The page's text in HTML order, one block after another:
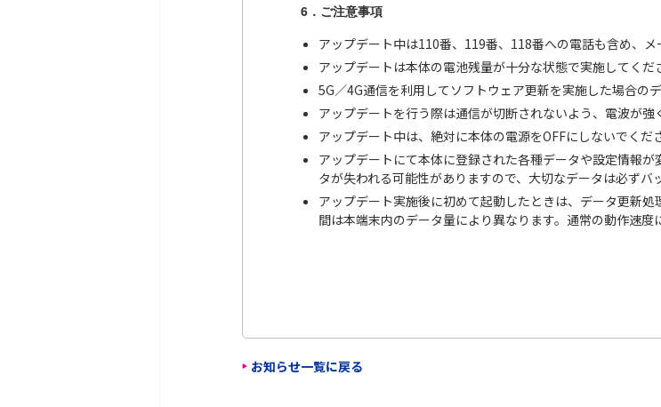
6．ご注意事項
アップデート中は110番、119番、118番への電話も含め、メ
アップデートは本体の電池残量が十分な状態で実施してくだ
5G／4G通信を利用してソフトウェア更新を実施した場合の
アップデートを行う際は通信が切断されないよう、電波が強
アップデート中は、絶対に本体の電源をOFFにしないでくだ
アップデートにて本体に登録された各種データや設定情報
タが失われる可能性がありますので、大切なデータは必ずバ
アップデート実施後に初めて起動したときは、データ更新
間は本端末内のデータ量により異なります。通常の動作速度
お知らせ一覧に戻る